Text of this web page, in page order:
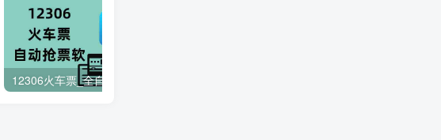
12306火车票_全自动抢票软